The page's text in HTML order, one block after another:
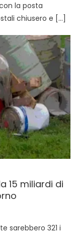
la posta
chiusero e […]
15 miliardi di
sarebbero 321 i